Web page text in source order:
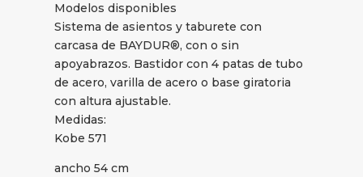
Modelos disponibles
Sistema de asientos y taburete con
carcasa de BAYDUR®, con o sin
apoyabrazos. Bastidor con 4 patas de tubo
de acero, varilla de acero o base giratoria
con altura ajustable.
Medidas:
Kobe 571
ancho 54 cm